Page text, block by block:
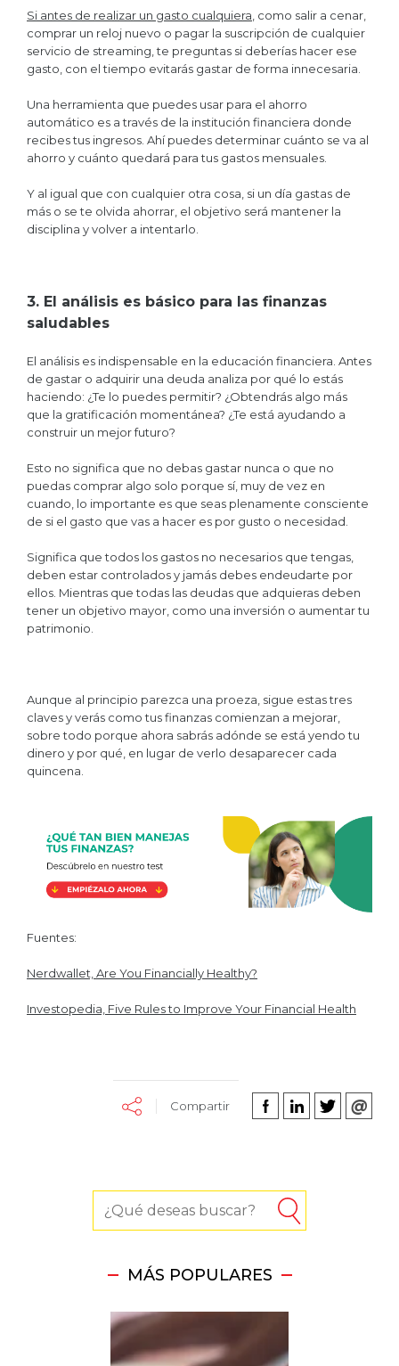
MÁS POPULARES
Si antes de realizar un gasto cualquiera , como salir a cenar,
comprar un reloj nuevo o pagar la suscripción de cualquier
servicio de streaming, te preguntas si deberías hacer ese
gasto, con el tiempo evitarás gastar de forma innecesaria.
Una herramienta que puedes usar para el ahorro
automático es a través de la institución financiera donde
recibes tus ingresos. Ahí puedes determinar cuánto se va al
ahorro y cuánto quedará para tus gastos mensuales.
Y al igual que con cualquier otra cosa, si un día gastas de
más o se te olvida ahorrar, el objetivo será mantener la
disciplina y volver a intentarlo.
3. El análisis es básico para las finanzas
saludables
El análisis es indispensable en la educación financiera. Antes
de gastar o adquirir una deuda analiza por qué lo estás
haciendo: ¿Te lo puedes permitir? ¿Obtendrás algo más
que la gratificación momentánea? ¿Te está ayudando a
construir un mejor futuro?
Esto no significa que no debas gastar nunca o que no
puedas comprar algo solo porque sí, muy de vez en
cuando, lo importante es que seas plenamente consciente
de si el gasto que vas a hacer es por gusto o necesidad.
Significa que todos los gastos no necesarios que tengas,
deben estar controlados y jamás debes endeudarte por
ellos. Mientras que todas las deudas que adquieras deben
tener un objetivo mayor, como una inversión o aumentar tu
patrimonio.
Aunque al principio parezca una proeza, sigue estas tres
claves y verás como tus finanzas comienzan a mejorar,
sobre todo porque ahora sabrás adónde se está yendo tu
dinero y por qué, en lugar de verlo desaparecer cada
quincena.
Fuentes:
Nerdwallet, Are You Financially Healthy?
Investopedia, Five Rules to Improve Your Financial Health
Compartir